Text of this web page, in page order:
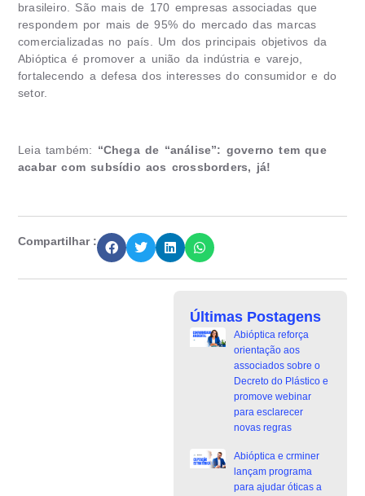
brasileiro. São mais de 170 empresas associadas que
respondem por mais de 95% do mercado das marcas
comercializadas no país. Um dos principais objetivos da
Abióptica é promover a união da indústria e varejo,
fortalecendo a defesa dos interesses do consumidor e do
setor.
Leia também: “Chega de “análise”: governo tem que
acabar com subsídio aos crossborders, já!
Compartilhar :
Últimas Postagens
Abióptica reforça
orientação aos
associados sobre o
Decreto do Plástico e
promove webinar
para esclarecer
novas regras
Abióptica e crminer
lançam programa
para ajudar óticas a